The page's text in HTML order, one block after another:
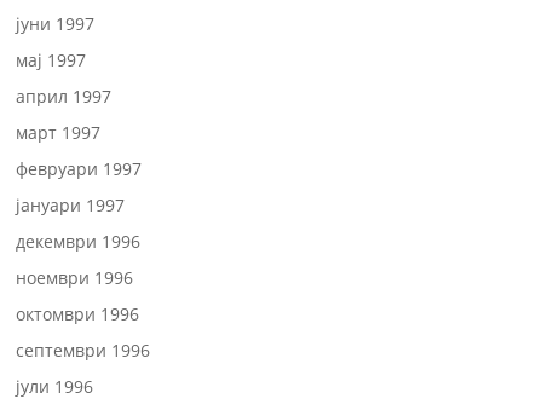
јуни 1997
мај 1997
април 1997
март 1997
февруари 1997
јануари 1997
декември 1996
ноември 1996
октомври 1996
септември 1996
јули 1996